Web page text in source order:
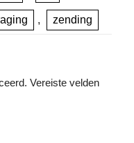
, zending
Vereiste velden